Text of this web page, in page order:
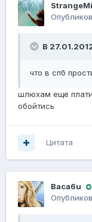
В
что в спб
шлюхам ещё
обойтись
Цитата
Baca6u